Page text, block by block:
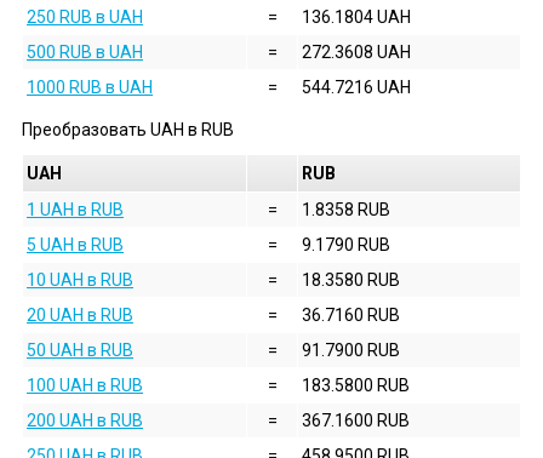
250 RUB в UAH
=
136.1804 UAH
500 RUB в UAH
=
272.3608 UAH
1000 RUB в UAH
= 544.7216 UAH
Преобразовать UAH в RUB
UAH
RUB
1 UAH в RUB
=
1.8358 RUB
5 UAH в RUB
=
9.1790 RUB
10 UAH в RUB
=
18.3580 RUB
20 UAH в RUB
=
36.7160 RUB
50 UAH в RUB
=
91.7900 RUB
100 UAH в RUB
=
183.5800 RUB
200 UAH в RUB
=
367.1600 RUB